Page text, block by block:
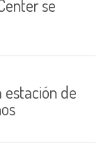
se
estación de